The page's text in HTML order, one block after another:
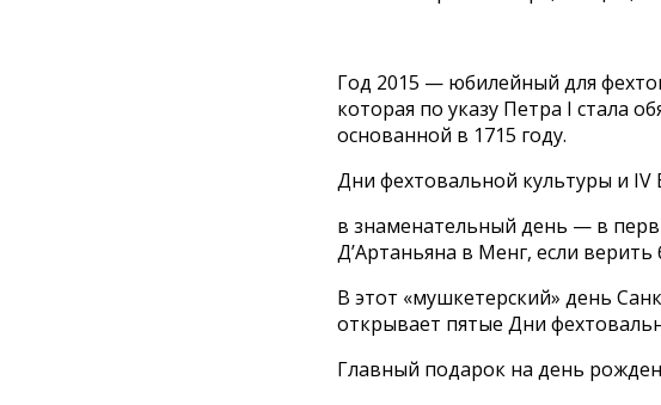
Год 2015 — юбилейный для
которая по указу Петра I стала
основанной в 1715 году.
Дни фехтовальной культуры и IV
в знаменательный день — в
Д’Артаньяна в Менг, если
В этот «мушкетерский» день
открывает пятые Дни
Главный подарок на день